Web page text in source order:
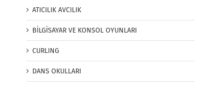
ATICILIK AVCILIK
BİLGİSAYAR VE KONSOL OYUNLARI
CURLING
DANS OKULLARI